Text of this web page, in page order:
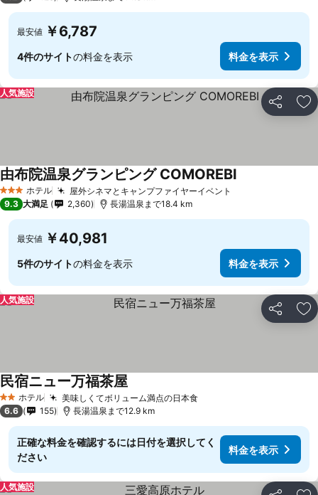
最安値 ￥6,787
4件のサイトの料金を表示 料金を表示
シェア お
人気施設
3 ホテルのランク
ホテル 屋外シネマとキャンプファイヤーイベント
由布院温泉グランピング COMOREBI
9.3 大満足 2,360 長湯温泉まで18.4 km
最安値 ￥40,981
5件のサイトの料金を表示 料金を表示
シェア お
人気施設
2 ホテルのランク
ホテル 美味しくてボリューム満点の日本食料金を表示
民宿ニュー万福茶屋料金を表示
6.6 155 長湯温泉まで12.9 km
正確な料金を確認するには日付を選択してく
ださい
料金を表示
人気施設